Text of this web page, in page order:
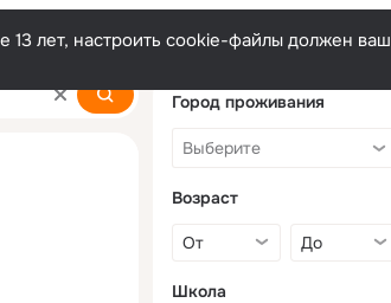
лет, настроить cookie-файлы должен ваш
Город проживания
Возраст
Школа